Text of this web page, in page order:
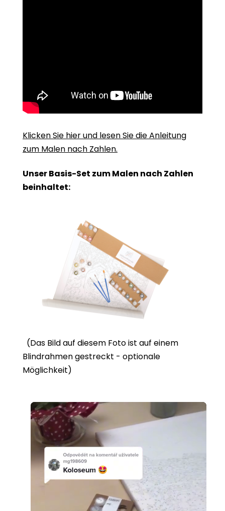
Klicken Sie hier und lesen Sie die Anleitung
zum Malen nach Zahlen.
Unser Basis-Set zum Malen nach Zahlen
beinhaltet:
(Das Bild auf diesem Foto ist auf einem
Blindrahmen gestreckt - optionale
Möglichkeit)